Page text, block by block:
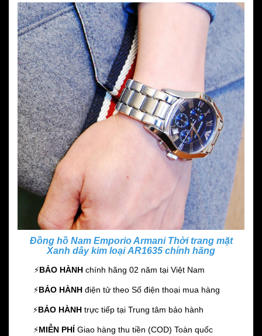
Đồng hồ Nam Emporio Armani Thời trang mặt
Xanh dây kim loại AR1635 chính hãng
⚡️BẢO HÀNH chính hãng 02 năm tại Việt Nam
⚡️BẢO HÀNH điện tử theo Số điện thoại mua hàng
⚡️BẢO HÀNH trực tiếp tại Trung tâm bảo hành
⚡️MIỄN PHÍ Giao hàng thu tiền (COD) Toàn quốc